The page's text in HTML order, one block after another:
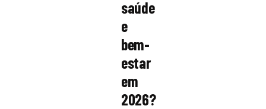
saúde
e
bem-
estar
em
2026?